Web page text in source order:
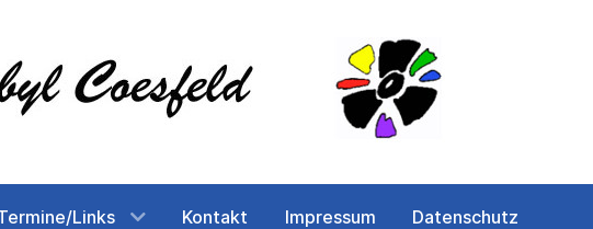
Links Kontakt Impressum Datenschutz